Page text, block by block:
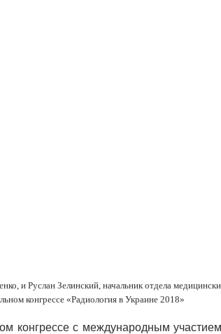
и Руслан Зелинский, начальник отдела
конгрессе «Радиология в Украине 2018»
конгрессе с международным